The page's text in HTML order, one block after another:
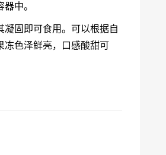
中。
固即可食用。可以根据自
冻色泽鲜亮，口感酸甜可